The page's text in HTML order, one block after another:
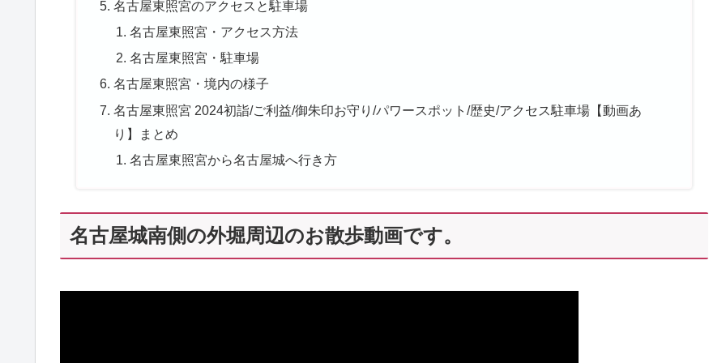
名古屋東照宮のアクセスと駐車場
名古屋東照宮・アクセス方法
名古屋東照宮・駐車場
名古屋東照宮・境内の様子
名古屋東照宮 2024初詣/ご利益/御朱印お守り/パワースポット/歴史/アクセス駐車場【動画あ
り】まとめ
名古屋東照宮から名古屋城へ行き方
名古屋城南側の外堀周辺のお散歩動画です。